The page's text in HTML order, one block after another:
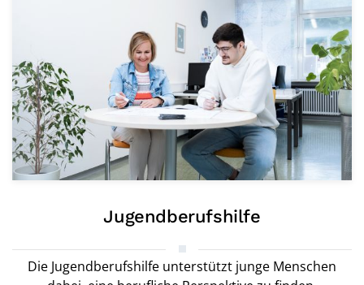
Jugendberufshilfe
Die Jugendberufshilfe unterstützt junge Menschen